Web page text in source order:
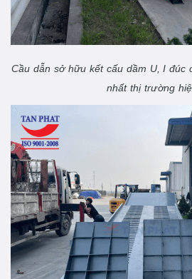
Cầu dẫn sở hữu kết cấu dầm U, I đúc
nhất thị trường